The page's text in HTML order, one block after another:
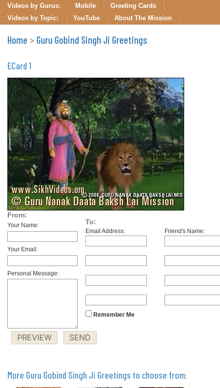
Videos by Gurus: Mobile
Greeting Cards
Videos by Topic:
YouTube About The Mission
Home > Guru Gobind Singh Ji Greetings
ECard 1
From:
Your Name:
Your Email:
Personal Message:
To:
Email Address: Friend's Name:
Remember Me
More Guru Gobind Singh Ji Greetings to choose from: